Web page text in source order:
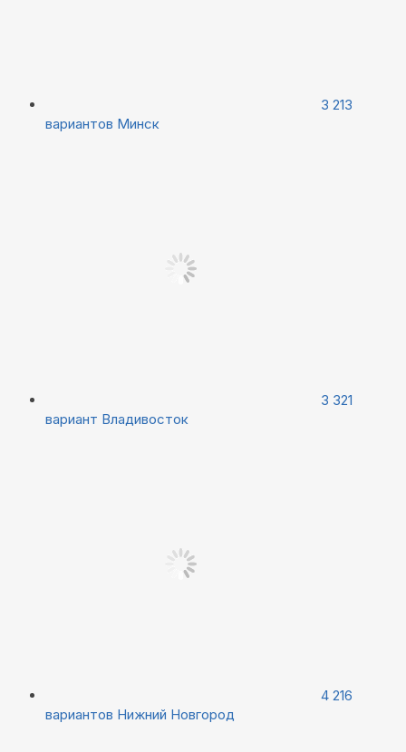
3 213
вариантов Минск
3 321
вариант Владивосток
4 216
вариантов Нижний Новгород